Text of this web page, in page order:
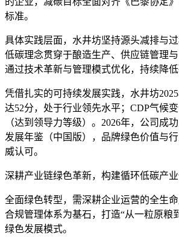
标准。
具体实践层面，水井坊坚持源头减排与
低碳理念贯穿于酿造生产、供应链管理与
通过技术革新与管理模式优化，持续降低
凭借扎实的可持续发展实践，水井坊
达52分，处于行业领先水平；CDP气候
（达到领导力等级）。2026年，公司成
发展年鉴（中国版），品牌绿色价值与
威认可。
深耕产业链绿色革新，构建循环低碳产
全面绿色转型，需深耕企业运营的全生
合规管理体系为基石，打造“从一粒原粮
绿色发展模式。